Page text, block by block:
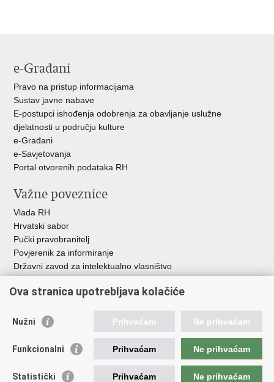
e-Građani
Pravo na pristup informacijama
Sustav javne nabave
E-postupci ishođenja odobrenja za obavljanje uslužne
djelatnosti u području kulture
e-Građani
e-Savjetovanja
Portal otvorenih podataka RH
Važne poveznice
Vlada RH
Hrvatski sabor
Pučki pravobranitelj
Povjerenik za informiranje
Državni zavod za intelektualno vlasništvo
HAKOM
Ostale poveznice
Hrvatski audiovizualni centar
Creative Europe
Ova stranica upotrebljava kolačiće
Nužni Prihvaćam Ne prihvaćam
Funkcionalni Prihvaćam Ne prihvaćam
Statistički Prihvaćam Ne prihvaćam